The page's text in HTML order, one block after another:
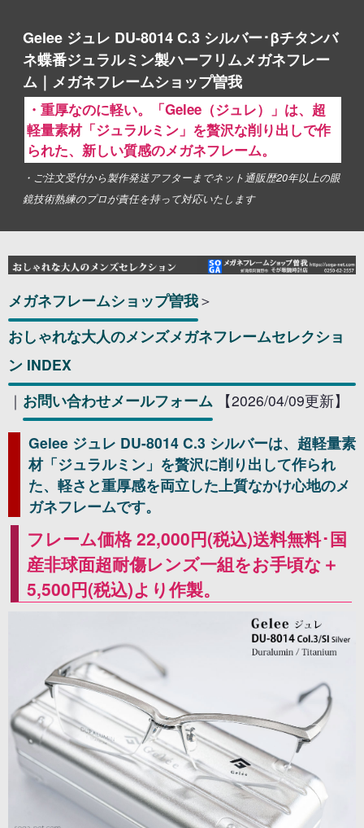
Gelee ジュレ DU-8014 C.3 シルバー･βチタンバ
ネ蝶番ジュラルミン製ハーフリムメガネフレー
ム｜メガネフレームショップ曽我
・重厚なのに軽い。「Gelee（ジュレ）」は、超
軽量素材「ジュラルミン」を贅沢な削り出しで作
られた、新しい質感のメガネフレーム。
・ご注文受付から製作発送アフターまでネット通販歴20年以上の眼
鏡技術熟練のプロが責任を持って対応いたします
メガネフレームショップ曽我＞
おしゃれな大人のメンズメガネフレームセレクショ
ン INDEX
｜ お問い合わせメールフォーム 【2026/04/09更新】
Gelee ジュレ DU-8014 C.3 シルバーは、超軽量素
材「ジュラルミン」を贅沢に削り出して作られ
た、軽さと重厚感を両立した上質なかけ心地のメ
ガネフレームです。
フレーム価格 22,000円(税込)送料無料･国
産非球面超耐傷レンズ一組をお手頃な＋
5,500円(税込)より作製。